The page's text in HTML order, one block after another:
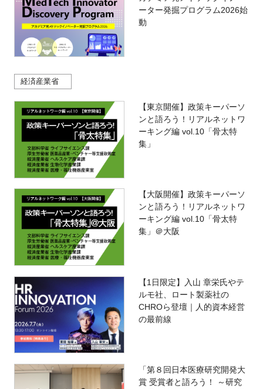
ーター発掘プログラム2026始
動
経済産業省
【東京開催】政策キーパーソ
ンと語ろう！リアルネットワ
ーキング編 vol.10「骨太特
集」
【大阪開催】政策キーパーソ
ンと語ろう！リアルネットワ
ーキング編 vol.10「骨太特
集」＠大阪
【1日限定】入山 章栄氏やテ
ルモ社、ロート製薬社の
CHROら登壇｜人的資本経営
の最前線
「第８回日本医療研究開発大
賞 受賞者と語ろう！ ～研究